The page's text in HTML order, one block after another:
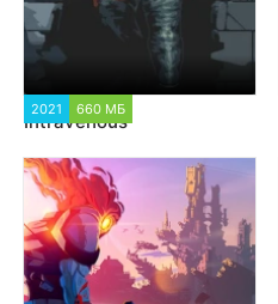
2021 660 МБ
Intravenous